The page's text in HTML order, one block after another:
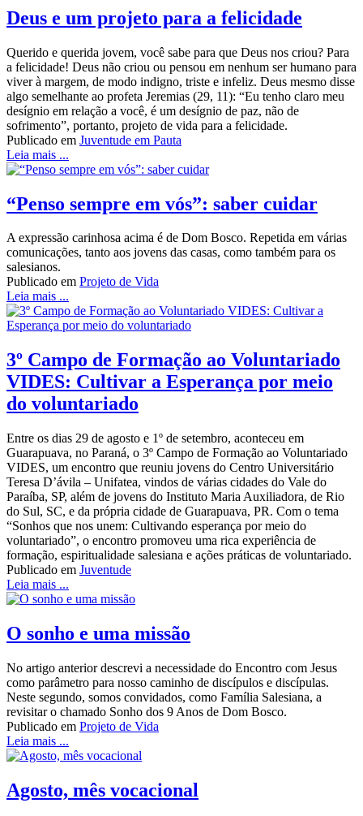
Deus e um projeto para a felicidade
Querido e querida jovem, você sabe para que Deus nos criou? Para
a felicidade! Deus não criou ou pensou em nenhum ser humano para
viver à margem, de modo indigno, triste e infeliz. Deus mesmo disse
algo semelhante ao profeta Jeremias (29, 11): “Eu tenho claro meu
desígnio em relação a você, é um desígnio de paz, não de
sofrimento”, portanto, projeto de vida para a felicidade.
Publicado em Juventude em Pauta
Leia mais ...
“Penso sempre em vós”: saber cuidar
A expressão carinhosa acima é de Dom Bosco. Repetida em várias
comunicações, tanto aos jovens das casas, como também para os
salesianos.
Publicado em Projeto de Vida
Leia mais ...
3º Campo de Formação ao Voluntariado
VIDES: Cultivar a Esperança por meio
do voluntariado
Entre os dias 29 de agosto e 1º de setembro, aconteceu em
Guarapuava, no Paraná, o 3º Campo de Formação ao Voluntariado
VIDES, um encontro que reuniu jovens do Centro Universitário
Teresa D’ávila – Unifatea, vindos de várias cidades do Vale do
Paraíba, SP, além de jovens do Instituto Maria Auxiliadora, de Rio
do Sul, SC, e da própria cidade de Guarapuava, PR. Com o tema
“Sonhos que nos unem: Cultivando esperança por meio do
voluntariado”, o encontro promoveu uma rica experiência de
formação, espiritualidade salesiana e ações práticas de voluntariado.
Publicado em Juventude
Leia mais ...
O sonho e uma missão
No artigo anterior descrevi a necessidade do Encontro com Jesus
como parâmetro para nosso caminho de discípulos e discípulas.
Neste segundo, somos convidados, como Família Salesiana, a
revisitar o chamado Sonho dos 9 Anos de Dom Bosco.
Publicado em Projeto de Vida
Leia mais ...
Agosto, mês vocacional